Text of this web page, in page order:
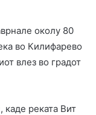
околу 80
во Килифарево
влез во градот
каде реката Вит